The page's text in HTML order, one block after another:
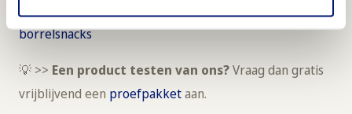
verschillende borrelplanken. Bekijk
borrelsnacks
💡 >> Een product testen van ons?Vraag dan gratis
vrijblijvend een proefpakketaan.